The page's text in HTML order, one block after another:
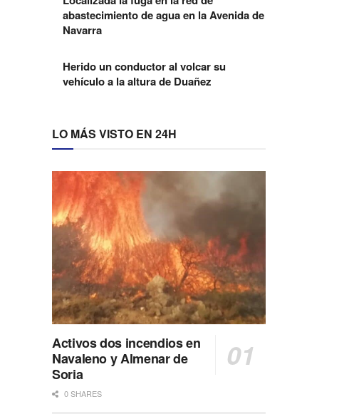
abastecimiento de agua en la Avenida de
Navarra
Herido un conductor al volcar su
vehículo a la altura de Duañez
LO MÁS VISTO EN 24H
Activos dos incendios en
Navaleno y Almenar de
Soria
0 SHARES